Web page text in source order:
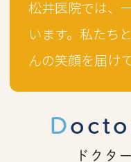
松井医院では、
います。私たち
んの笑顔を届け
ドクタ